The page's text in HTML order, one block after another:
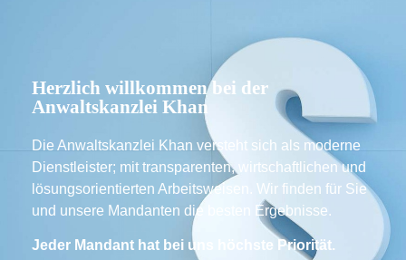
Herzlich willkommen bei der
Anwaltskanzlei Khan
Die Anwaltskanzlei Khan versteht sich als moderne
Dienstleister; mit transparenten, wirtschaftlichen und
lösungsorientierten Arbeitsweisen. Wir finden für Sie
und unsere Mandanten die besten Ergebnisse.
Jeder Mandant hat bei uns höchste Priorität.